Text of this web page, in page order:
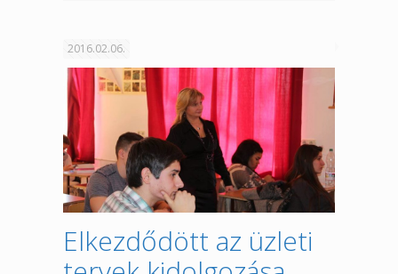
2016.02.06.
Elkezdődött az üzleti